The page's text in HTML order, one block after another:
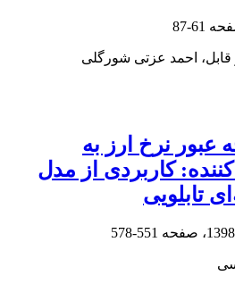
61-87
احمد عزتی شورگلی
نرخ ارز به
کاربردی از مدل
تابلویی
551-578